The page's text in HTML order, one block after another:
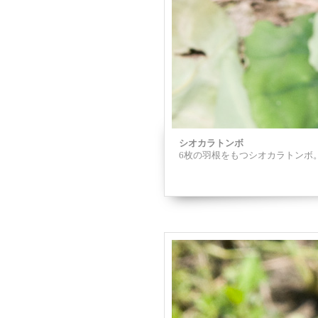
シオカラトンボ
6枚の羽根をもつシオカラトンボ